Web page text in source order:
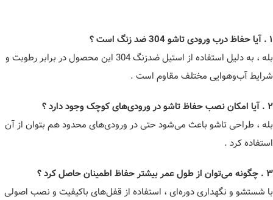
۱ . آیا حفاظ درب ورودی تاشو 304 ضد زنگ است ؟
بله ، به دلیل استفاده از استیل ضدزنگ 304 این محصول در برابر رطوبت و
شرایط آب‌وهوایی مختلف مقاوم است .
۲ . آیا امکان نصب حفاظ تاشو در ورودی‌های کوچک وجود دارد ؟
بله ، طراحی تاشو باعث می‌شود حتی در ورودی‌های محدود هم بتوان از آن
استفاده کرد .
۳ . چگونه می‌توان از طول عمر بیشتر حفاظ اطمینان حاصل کرد ؟
با شستشو و نگهداری دوره‌ای ، استفاده از قفل‌های باکیفیت و نصب اصولی